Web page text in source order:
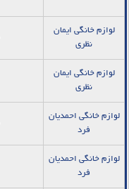
لوازم خانگی ایمان
نظری
لوازم خانگی ایمان
نظری
لوازم خانگی احمدیان
فرد
لوازم خانگی احمدیان
فرد